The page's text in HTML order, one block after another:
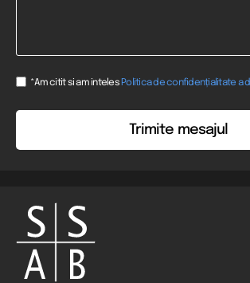
Consent
*Am citit si am intelesPolitica de confidențialitate a